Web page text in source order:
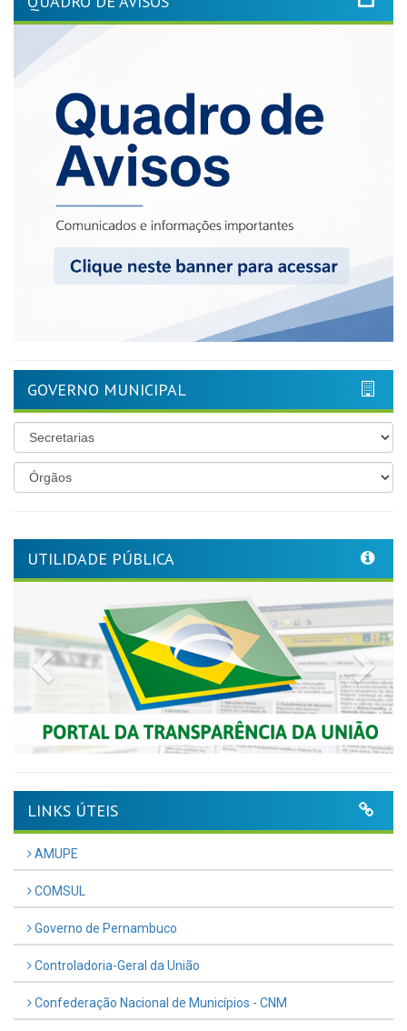
GOVERNO MUNICIPAL
UTILIDADE PÚBLICA
Previous
LINKS ÚTEIS
AMUPE
COMSUL
Governo de Pernambuco
Controladoria-Geral da União
Confederação Nacional de Municípios - CNM